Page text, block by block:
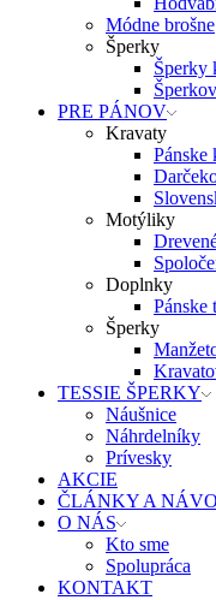
Módne brošne
Šperky
Šperky
PRE PÁNOV
Kravaty
Pánske
Motýliky
Doplnky
Pánske
Šperky
TESSIE ŠPERKY
Náušnice
Náhrdelníky
Prívesky
AKCIE
ČLÁNKY A
O NÁS
Kto sme
Spolupráca
KONTAKT